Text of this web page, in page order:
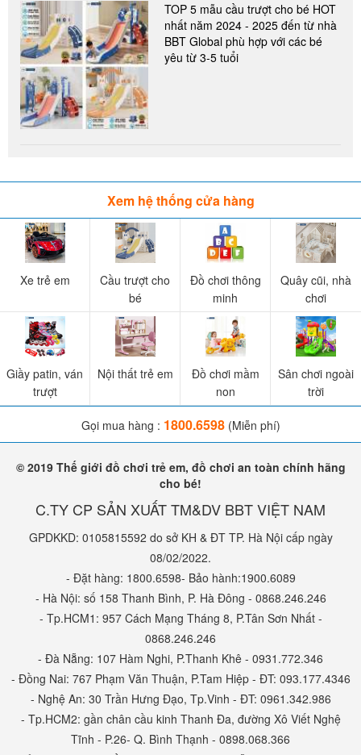
TOP 5 mẫu cầu trượt cho bé HOT
nhất năm 2024 - 2025 đến từ nhà
BBT Global phù hợp với các bé
yêu từ 3-5 tuổi
Xem hệ thống cửa hàng
Xe trẻ em
Cầu trượt cho
bé
Đồ chơi thông
minh
Quây cũi, nhà
chơi
Giầy patin, ván
trượt
Nội thất trẻ em
Đồ chơi mầm
non
Sân chơi ngoài
trời
Gọi mua hàng : 1800.6598(Miễn phí)
© 2019 Thế giới đồ chơi trẻ em, đồ chơi an toàn chính hãng
cho bé!
C.TY CP SẢN XUẤT TM&DV BBT VIỆT NAM
GPDKKD: 0105815592 do sở KH & ĐT TP. Hà Nội cấp ngày
08/02/2022.
- Đặt hàng: 1800.6598- Bảo hành:1900.6089
- Hà Nội: số 158 Thanh Bình, P. Hà Đông - 0868.246.246
- Tp.HCM1: 957 Cách Mạng Tháng 8, P.Tân Sơn Nhất -
0868.246.246
- Đà Nẵng: 107 Hàm Nghi, P.Thanh Khê - 0931.772.346
- Đồng Nai: 767 Phạm Văn Thuận, P.Tam Hiệp - ĐT: 093.177.4346
- Nghệ An: 30 Trần Hưng Đạo, Tp.Vinh - ĐT: 0961.342.986
- Tp.HCM2: gần chân cầu kinh Thanh Đa, đường Xô Viết Nghệ
Tĩnh - P.26- Q. Bình Thạnh - 0898.068.366